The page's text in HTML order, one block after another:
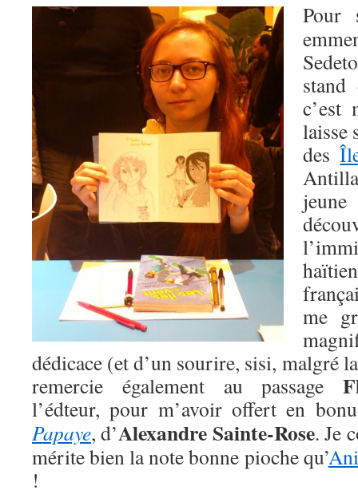
Pour
stand
c’est
laisse
des
me
dédicace (et d’un sourire, sisi, malgré
remercie également au passage
l’édteur, pour m’avoir offert en
Papaye, d’Alexandre Sainte-Rose. Je
mérite bien la note bonne pioche qu’
!